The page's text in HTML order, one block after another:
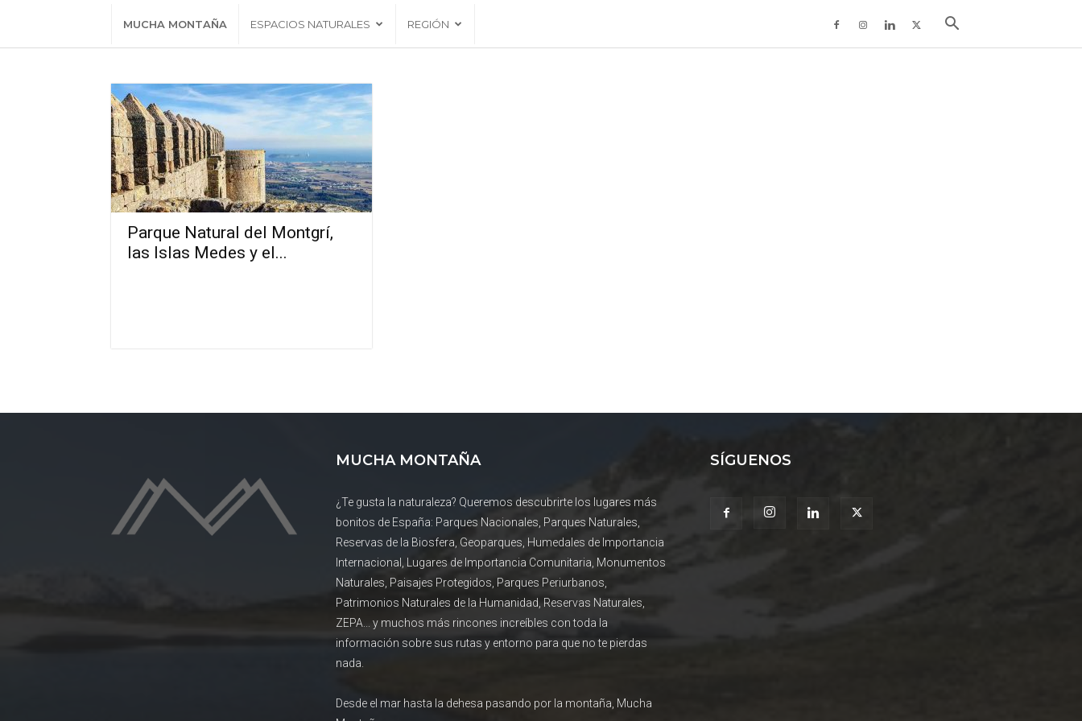
MUCHA MONTAÑA ESPACIOS NATURALES REGIÓN
Parque Natural del Montgrí,
las Islas Medes y el...
MUCHA MONTAÑA
¿Te gusta la naturaleza? Queremos descubrirte los lugares más
bonitos de España: Parques Nacionales, Parques Naturales,
Reservas de la Biosfera, Geoparques, Humedales de Importancia
Internacional, Lugares de Importancia Comunitaria, Monumentos
Naturales, Paisajes Protegidos, Parques Periurbanos,
Patrimonios Naturales de la Humanidad, Reservas Naturales,
ZEPA... y muchos más rincones increíbles con toda la
información sobre sus rutas y entorno para que no te pierdas
nada.
Desde el mar hasta la dehesa pasando por la montaña, Mucha
SÍGUENOS